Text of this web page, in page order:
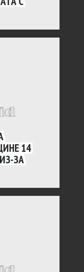
14
ЗА